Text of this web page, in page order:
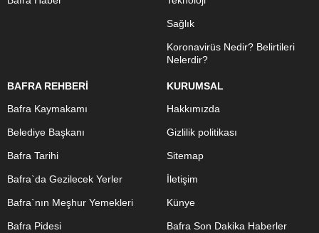
Sağlık
Koronavirüs Nedir? Belirtileri
Nelerdir?
BAFRA REHBERİ
Bafra Kaymakamı
Belediye Başkanı
Bafra Tarihi
Bafra`da Gezilecek Yerler
Bafra`nın Meşhur Yemekleri
Bafra Pidesi
KURUMSAL
Hakkımızda
Gizlilik politikası
Sitemap
İletişim
Künye
Bafra Son Dakika Haberler